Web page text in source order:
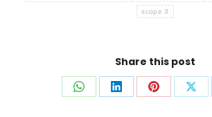
scope 3
Share this post
Auf
Auf
Auf
Auf